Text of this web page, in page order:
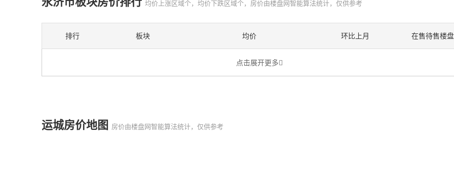
均价上涨区域个，均价下跌区域个，房价由楼盘网智能算法统计，仅供参考
排行 板块 均价 环比上月 在售待售楼
点击展开更多
运城房价地图 房价由楼盘网智能算法统计，仅供参考